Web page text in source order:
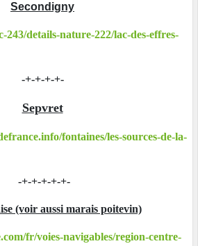
Secondigny
details-nature-222/lac-des-effres-
-+-+-+-+-
Sepvret
fontaines/les-sources-de-la-
-+-+-+-+-+-
(voir aussi marais poitevin)
fr/voies-navigables/region-centre-